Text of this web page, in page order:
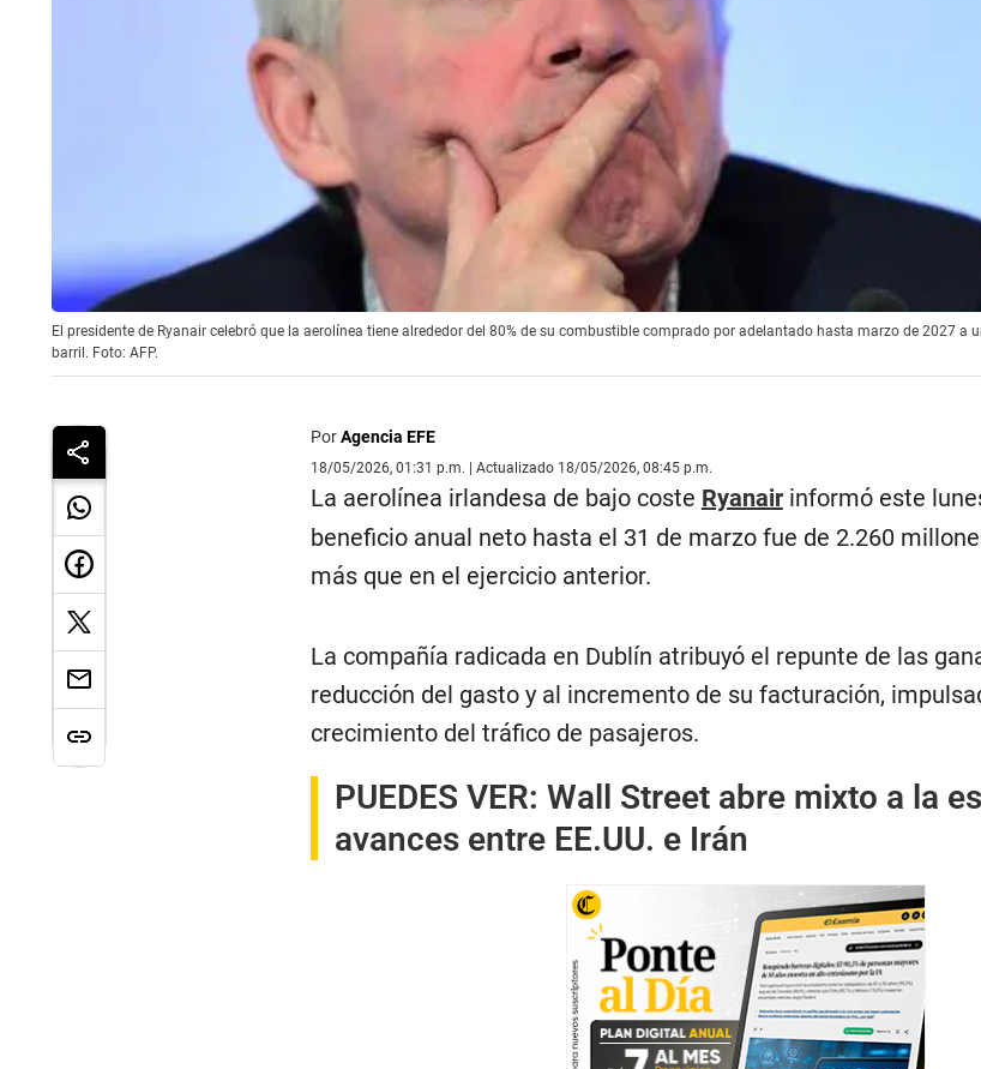
El presidente de Ryanair celebró que la aerolínea tiene alrededor del 80% de su combustible comprado por adelantado hasta marzo de 2027 a
barril. Foto: AFP.
PorAgencia EFE
18/05/2026, 01:31 p.m. | Actualizado 18/05/2026, 08:45 p.m.
La aerolínea irlandesa de bajo coste Ryanairinformó este
beneficio anual neto hasta el 31 de marzo fue de 2.260
más que en el ejercicio anterior.
La compañía radicada en Dublín atribuyó el repunte de las
reducción del gasto y al incremento de su facturación,
crecimiento del tráfico de pasajeros.
PUEDES VER: Wall Street abre mixto a la
avances entre EE.UU. e Irán